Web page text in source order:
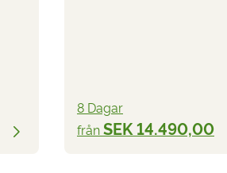
8 Dagar
från SEK 14.490,00